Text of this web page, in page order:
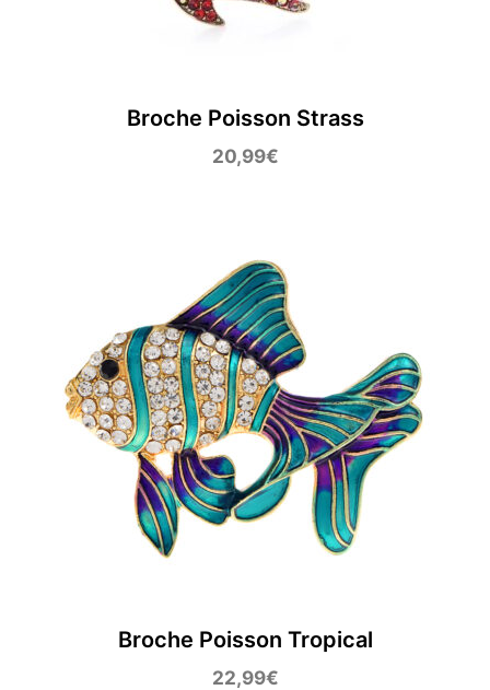
Broche Poisson Strass
20,99€
Broche Poisson Tropical
22,99€